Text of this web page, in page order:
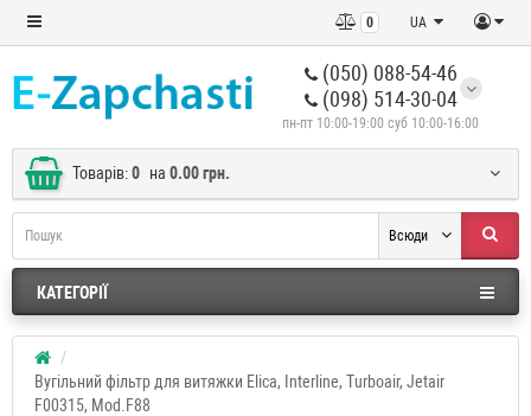
UA
0
(050) 088-54-46
(098) 514-30-04
пн-пт 10:00-19:00 суб 10:00-16:00
Товарів:0 на 0.00 грн.
Всюди
КАТЕГОРІЇ
Вугільний фільтр для витяжки Elica, Interline, Turboair, Jetair
F00315, Mod.F88